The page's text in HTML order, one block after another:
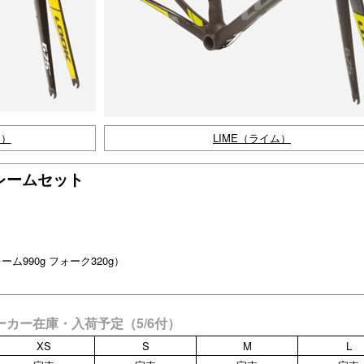
LIME（ライム）
ムセット
990g フォーク320g）
ー在庫・入荷予定（5/6付）
XS S M
L